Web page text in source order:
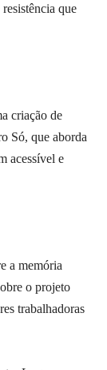
que
criação de
Só, que aborda
acessível e
a memória
o projeto
trabalhadoras